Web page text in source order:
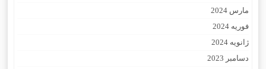
مارس 2024
فوریه 2024
ژانویه 2024
دسامبر 2023